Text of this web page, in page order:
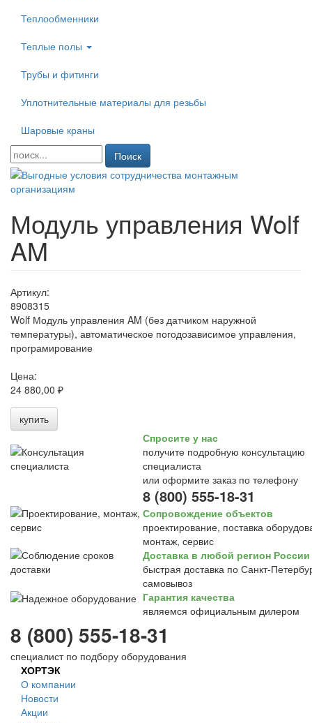
Теплообменники
Теплые полы
Трубы и фитинги
Уплотнительные материалы для резьбы
Шаровые краны
Поиск
Модуль управления Wolf
AM
Артикул:
8908315
Wolf Модуль управления AM (без датчиком наружной
температуры), автоматическое погодозависимое управления,
програмирование
Цена:
24 880,00 ₽
купить
Спросите у нас
получите подробную консультацию
специалиста
или оформите заказ по телефону
8 (800) 555-18-31
Сопровождение объектов
проектирование, поставка
монтаж, сервис
Доставка в любой регион России
быстрая доставка по Санкт-
самовывоз
Гарантия качества
являемся официальным дилером
8 (800) 555-18-31
специалист по подбору оборудования
ХОРТЭК
О компании
Новости
Акции